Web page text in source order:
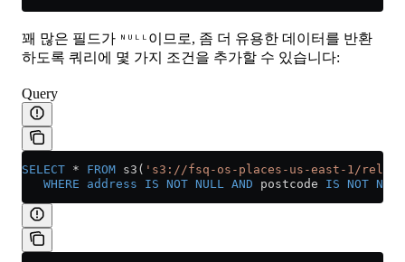
꽤 많은 필드가 ᴺᵁᴸᴸ 이므로, 좀 더 유용한 데이터를 반환
하도록 쿼리에 몇 가지 조건을 추가할 수 있습니다:
Query
SELECT * FROM s3( 's3://fsq-os-places-us-east-1/
   WHERE
address IS NOT NULL AND postcode IS NOT NULL